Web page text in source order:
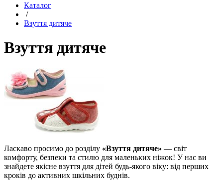
Каталог
/
Взуття дитяче
Взуття дитяче
Ласкаво просимо до розділу «Взуття дитяче» — світ
комфорту, безпеки та стилю для маленьких ніжок! У нас ви
знайдете якісне взуття для дітей будь-якого віку: від перших
кроків до активних шкільних буднів.